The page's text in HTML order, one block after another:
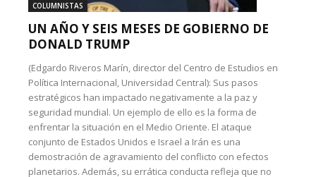
COLUMNISTAS
UN AÑO Y SEIS MESES DE GOBIERNO DE
DONALD TRUMP
(Edgardo Riveros Marín, director del Centro de Estudios en
Política Internacional, Universidad Central): Sus pasos
estratégicos han impactado negativamente a la paz y
seguridad mundial. Un ejemplo de ello es la forma de
enfrentar la situación en el Medio Oriente. El ataque
conjunto de Estados Unidos e Israel a Irán es una
demostración de agravamiento del conflicto con efectos
planetarios. Además, su errática conducta refleja que no